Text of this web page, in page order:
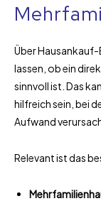
Über
lassen, ob ein
sinnvoll ist. Das
hilfreich sein, bei
Aufwand
Relevant ist das